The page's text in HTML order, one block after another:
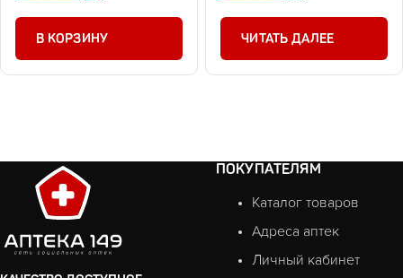
В КОРЗИНУ ЧИТАТЬ ДАЛЕЕ
ПОКУПАТЕЛЯМ
Каталог товаров
Адреса аптек
Личный кабинет